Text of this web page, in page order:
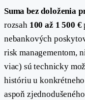
Suma bez doloženia
rozsah 100 až 1 500 €
nebankových
risk managementom,
viac) sú technicky
históriu u
aspoň